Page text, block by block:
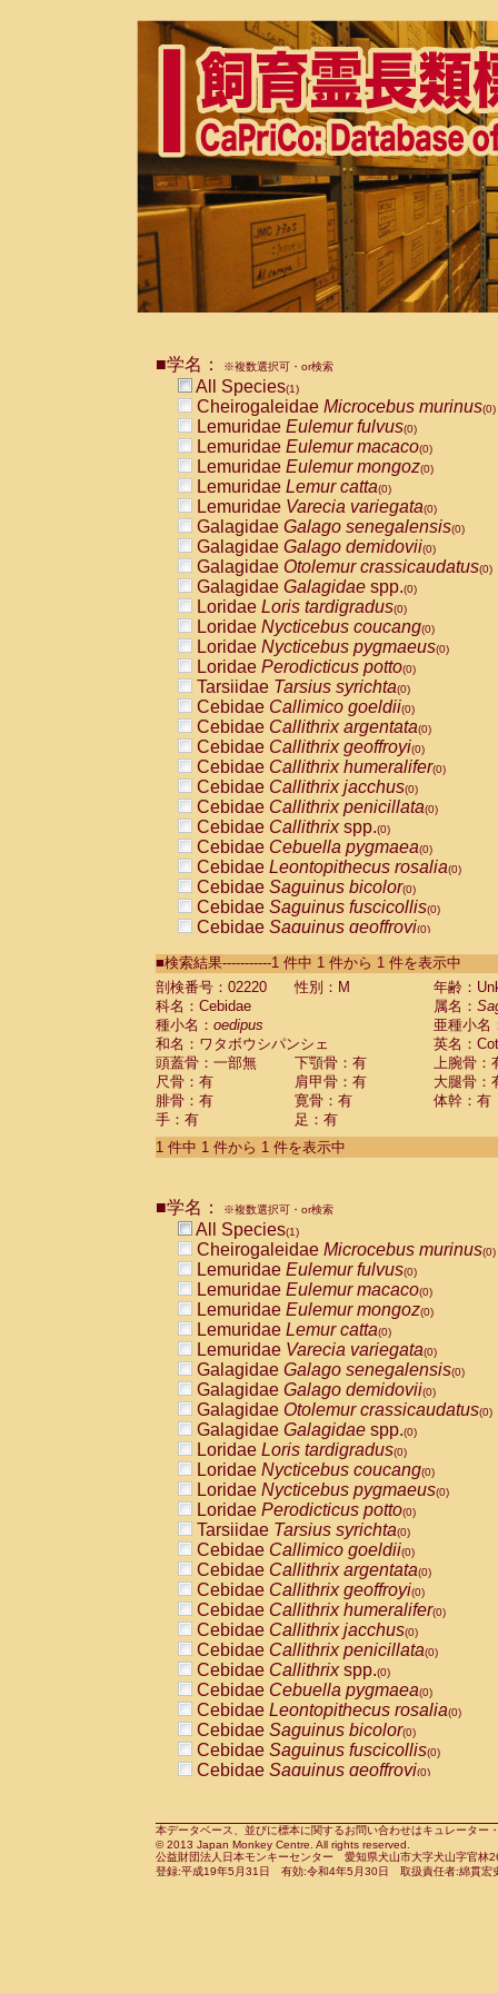
■学名： ※複数選択可・or検索
All Species(1)
Cheirogaleidae Microcebus murinus(0)
Lemuridae Eulemur fulvus(0)
Lemuridae Eulemur macaco(0)
Lemuridae Eulemur mongoz(0)
Lemuridae Lemur catta(0)
Lemuridae Varecia variegata(0)
Galagidae Galago senegalensis(0)
Galagidae Galago demidovii(0)
Galagidae Otolemur crassicaudatus(0)
Galagidae Galagidae spp.(0)
Loridae Loris tardigradus(0)
Loridae Nycticebus coucang(0)
Loridae Nycticebus pygmaeus(0)
Loridae Perodicticus potto(0)
Tarsiidae Tarsius syrichta(0)
Cebidae Callimico goeldii(0)
Cebidae Callithrix argentata(0)
Cebidae Callithrix geoffroyi(0)
Cebidae Callithrix humeralifer(0)
Cebidae Callithrix jacchus(0)
Cebidae Callithrix penicillata(0)
Cebidae Callithrixspp.(0)
Cebidae Cebuella pygmaea(0)
Cebidae Leontopithecus rosalia(0)
Cebidae Saguinus bicolor(0)
Cebidae Saguinus fuscicollis(0)
Cebidae Saguinus geoffroyi(0)
CebidaeSaguinus labiatus(0)
Cebidae Saguinus leucopus (0)
Cebidae
Cebidae
CebidaeSaguinus nigricollis (0)
Cebidae Saguinus oedipus
Cebidae Saguinus weddelli
Cebidae Saguinusspp.
Cebidae Aotus trivirgatus
Cebidae Cebus albifrons
CebidaeCebus nigrivittatus
CebidaeCebus
CebidaeSaimiri boliviensis(0)
CebidaeSaimiri sciureus(0)
AtelidaeAlouatta caraya(0)
AtelidaeAlouatta fusca(0)
AtelidaeAlouatta seniculus
AtelidaeAlouattaspp.(0)
AtelidaeAteles belzebuth(0)
AtelidaeAteles geoffroyi(0)
AtelidaeAteles paniscus(0)
AtelidaeAtelesspp.(0)
Atelidae Lagothrix lagothricha
AtelidaeLagothrix lagothricha cana
PitheciidaeCacajao calvus
PitheciidaeCallicebus cupreus
PitheciidaeCallicebus donacophilus
PitheciidaeCallicebus moloch
PitheciidaeCallicebus torquatus
PitheciidaeCallicebusspp.(0)
PitheciidaeChiropotes satanas(0)
PitheciidaePithecia monachus
PitheciidaePithecia pithecia(0)
CercopithecidaeCercocebus agilis
CercopithecidaeCercocebus
CercopithecidaeCercocebus
CercopithecidaeCercocebus
CercopithecidaeCercocebus
CercopithecidaeCercocebushybrid
CercopithecidaePapio anubis(0)
CercopithecidaePapio cynocephalus
CercopithecidaePapio hamadryas(0)
■検索結果-----------1 件中 1 件から 1 件を表示中
剖検番号：02220
性別：M
年齢：
科名：Cebidae
属名：
種小名： oedipus
亜種小名
和名：ワタボウシパンシェ
英名：
頭蓋骨：一部無
下顎骨：有
上腕骨：
尺骨：有
肩甲骨：有
大腿骨：
腓骨：有
寛骨：有
体幹：有
手：有
足：有
1 件中 1 件から 1 件を表示中
■学名： ※複数選択可・or検索
All Species(1)
Cheirogaleidae Microcebus murinus(0)
Lemuridae Eulemur fulvus(0)
Lemuridae Eulemur macaco(0)
Lemuridae Eulemur mongoz(0)
Lemuridae Lemur catta(0)
Lemuridae Varecia variegata(0)
Galagidae Galago senegalensis(0)
Galagidae Galago demidovii(0)
Galagidae Otolemur crassicaudatus(0)
Galagidae Galagidae spp.(0)
Loridae Loris tardigradus(0)
Loridae Nycticebus coucang(0)
Loridae Nycticebus pygmaeus(0)
Loridae Perodicticus potto(0)
Tarsiidae Tarsius syrichta(0)
Cebidae Callimico goeldii(0)
Cebidae Callithrix argentata(0)
Cebidae Callithrix geoffroyi(0)
Cebidae Callithrix humeralifer(0)
Cebidae Callithrix jacchus(0)
Cebidae Callithrix penicillata(0)
Cebidae Callithrixspp.(0)
Cebidae Cebuella pygmaea(0)
Cebidae Leontopithecus rosalia(0)
Cebidae Saguinus bicolor(0)
Cebidae Saguinus fuscicollis(0)
Cebidae Saguinus geoffroyi(0)
CebidaeSaguinus leucopus(0)
CebidaeSaguinus midas(0)
Cebidae Saguinus mystax(0)
本データベース、並びに標本に関するお問い合わせはキュレータ
© 2013 Japan Monkey Centre. All rights reserved.
公益財団法人日本モンキーセンター 愛知県犬山市大字犬山字官
登録:平成19年5月31日 有効:令和4年5月30日 取扱責任者:綿貫宏